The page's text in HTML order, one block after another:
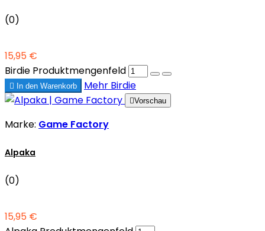
(0)
15,95 €
Birdie Produktmengenfeld
 In den Warenkorb Mehr Birdie
Vorschau
Marke: Game Factory
Alpaka
(0)
15,95 €